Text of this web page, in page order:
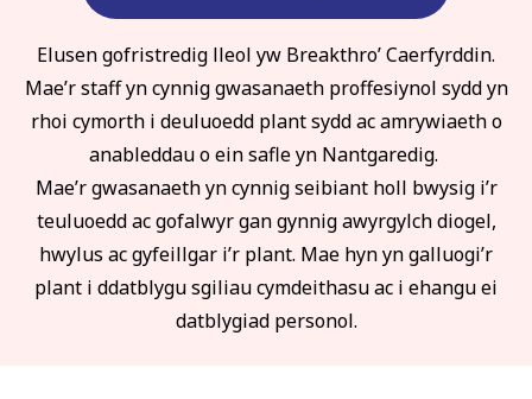
Elusen gofristredig lleol yw Breakthro’ Caerfyrddin.
Mae’r staff yn cynnig gwasanaeth proffesiynol sydd yn
rhoi cymorth i deuluoedd plant sydd ac amrywiaeth o
anableddau o ein safle yn Nantgaredig.
Mae’r gwasanaeth yn cynnig seibiant holl bwysig i’r
teuluoedd ac gofalwyr gan gynnig awyrgylch diogel,
hwylus ac gyfeillgar i’r plant. Mae hyn yn galluogi’r
plant i ddatblygu sgiliau cymdeithasu ac i ehangu ei
datblygiad personol.